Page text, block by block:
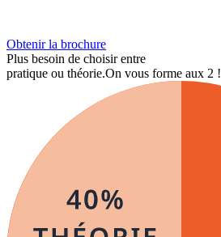
Obtenir la brochure
Plus besoin de choisir entre
pratique ou théorie.On vous forme aux 2 !